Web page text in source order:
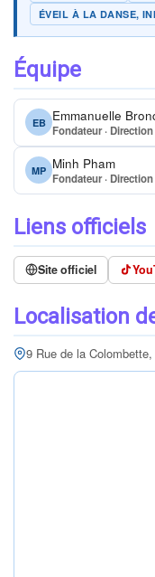
ÉVEIL À LA DANSE,
Équipe
EB Emmanuelle
Fondateur · Direction
MP Minh Pham
Fondateur · Direction
Liens officiels
Site officiel
Localisation
9 Rue de la